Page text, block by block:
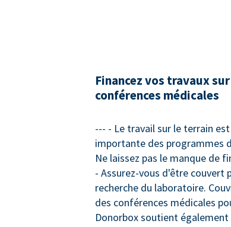
Financez vos travaux
conférences médicales
--- - Le travail sur le terrain
importante des programmes
Ne laissez pas le manque de
- Assurez-vous d'être couvert
recherche du laboratoire.
des conférences médicales
Donorbox soutient également